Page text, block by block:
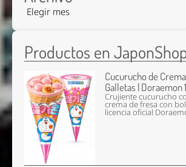
Productos en
Cucurucho de
Galletas | Doraemon
Crujiente cucurucho
crema de fresa con
licencia oficial